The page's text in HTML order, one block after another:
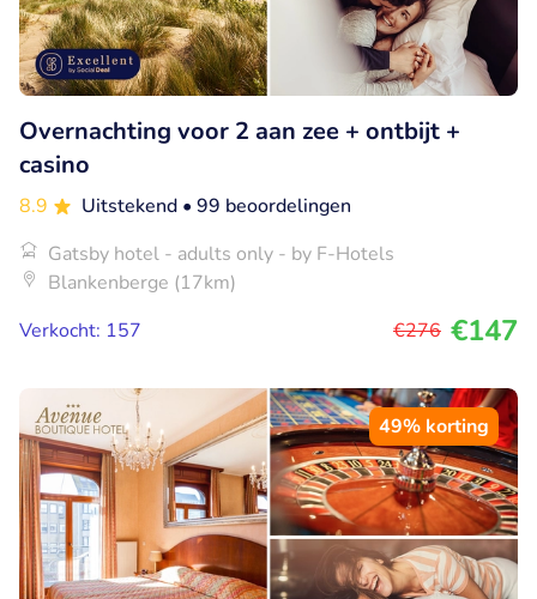
Overnachting voor 2 aan zee + ontbijt +
casino
8.9 Uitstekend • 99 beoordelingen
Gatsby hotel - adults only - by F-Hotels
Blankenberge (17km)
Verkocht: 157
€276 €147
49% korting